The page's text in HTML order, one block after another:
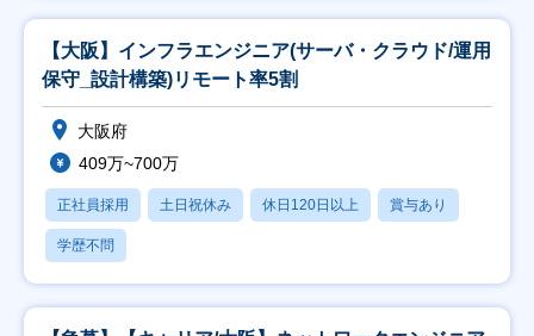
【大阪】インフラエンジニア(サーバ・クラウド/運用
保守_設計構築)リモート率5割
大阪府
409万~700万
正社員採用 土日祝休み 休日120日以上 賞与あり
学歴不問